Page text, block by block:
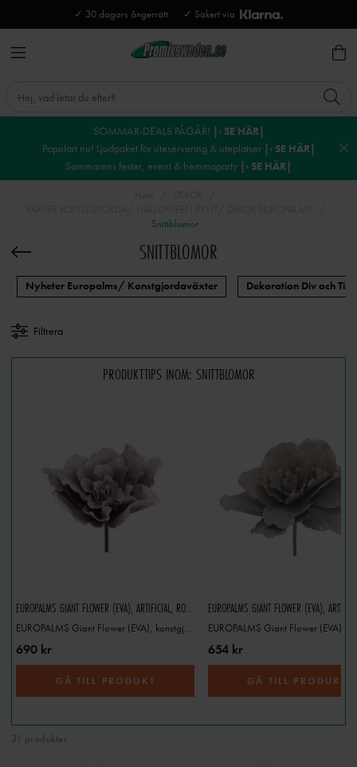
✓ 30 dagars ångerrätt ✓ Säkert via
SOMMAR-DEALS PÅGÅR! |› SE HÄR|
Populärt nu! Ljudpaket för uteservering & uteplatser |› SE HÄR|
Sommarens fester, event & hemmaparty |› SE HÄR|
Snittblomor
SNITTBLOMOR
Nyheter Europalms/ Konstgjordaväxter Dekoration Div och
Filtrera
PRODUKTTIPS INOM: SNITTBLOMOR
EUROPALMS GIANT FLOWER (EVA), ARTIFICIAL, ROSE, 80CM
EUROPALMS Giant Flower (EVA), konstgjord, ros, 80 cm
690 kr
GÅ TILL PRODUKT
654 kr
GÅ TILL PRODUKT
31 produkter